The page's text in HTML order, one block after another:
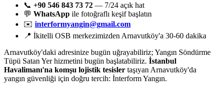
📞 +90 546 843 73 72 — 7/24 açık hat
💬 WhatsApp ile fotoğraflı keşif başlatın
✉️ interformyangin@gmail.com
📍 İkitelli OSB merkezimizden Arnavutköy'a 30-60 dakika
Arnavutköy'daki adresinize bugün uğrayabiliriz; Yangın Söndürme
Tüpü Satan Yer hizmetini bugün başlatabiliriz. İstanbul
Havalimanı'na komşu lojistik tesisler taşıyan Arnavutköy'da
yangın güvenliği için doğru tercih: İnterform Yangın.